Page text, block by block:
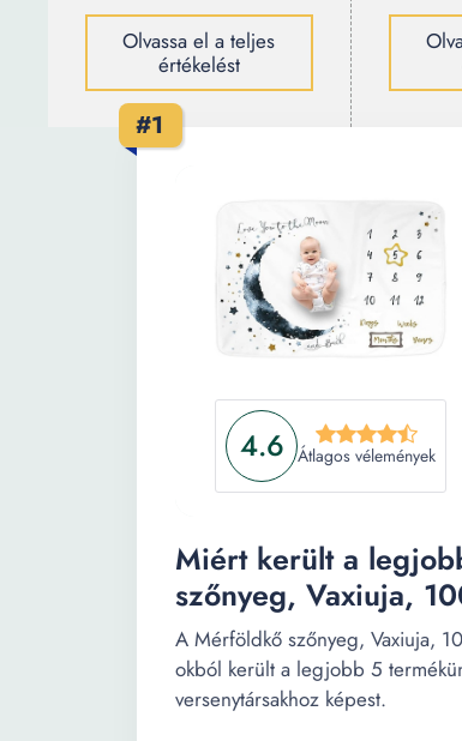
Olvassa el a teljes
értékelést
#1
4.6 Átlagos vélemények
Miért került a
szőnyeg, Vaxiuja,
A Mérföldkő szőnyeg, Vaxiuja,
okból került a legjobb 5
versenytársakhoz képest.